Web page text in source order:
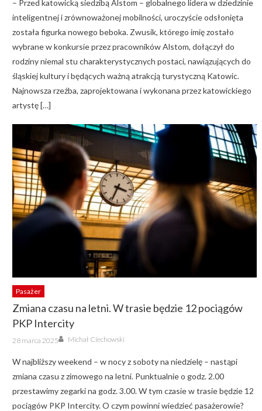
– Przed katowicką siedzibą Alstom – globalnego lidera w dziedzinie
inteligentnej i zrównoważonej mobilności, uroczyście odsłonięta
została figurka nowego beboka. Zwusik, którego imię zostało
wybrane w konkursie przez pracowników Alstom, dołączył do
rodziny niemal stu charakterystycznych postaci, nawiązujących do
śląskiej kultury i będących ważną atrakcją turystyczną Katowic.
Najnowsza rzeźba, zaprojektowana i wykonana przez katowickiego
artystę […]
Pasażer
Zmiana czasu na letni. W trasie będzie 12 pociągów
PKP Intercity
Posted
on
28 marca 2025 Author
Michał Ciechowski
W najbliższy weekend – w nocy z soboty na niedzielę – nastąpi
zmiana czasu z zimowego na letni. Punktualnie o godz. 2.00
przestawimy zegarki na godz. 3.00. W tym czasie w trasie będzie 12
pociągów PKP Intercity. O czym powinni wiedzieć pasażerowie?